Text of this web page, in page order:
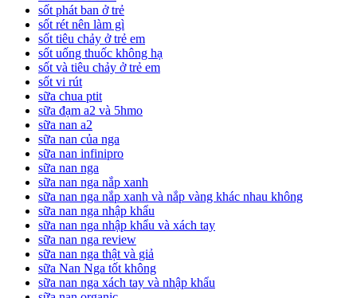
sốt phát ban ở trẻ
sốt rét nên làm gì
sốt tiêu chảy ở trẻ em
sốt uống thuốc không hạ
sốt và tiêu chảy ở trẻ em
sốt vi rút
sữa chua ptit
sữa đạm a2 và 5hmo
sữa nan a2
sữa nan của nga
sữa nan infinipro
sữa nan nga
sữa nan nga nắp xanh
sữa nan nga nắp xanh và nắp vàng khác nhau không
sữa nan nga nhập khẩu
sữa nan nga nhập khẩu và xách tay
sữa nan nga review
sữa nan nga thật và giả
sữa Nan Nga tốt không
sữa nan nga xách tay và nhập khẩu